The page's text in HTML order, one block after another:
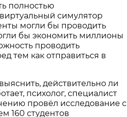
полностью
симулятор
могли бы проводить
бы экономить миллионы
проводить
тем как отправиться в
действительно ли
психолог, специалист
провёл исследование с
160 студентов